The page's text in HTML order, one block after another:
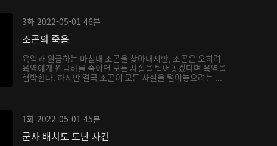
3화 2022-05-01 46분
조곤의 죽음
육역과 원금하는 마침내 조곤을 찾아내지만, 조곤은 오히려
육역에게 원금하를 죽이면 모든 사실을 털어놓겠다며 육역을
협박한다. 하지만 결국 조곤이 모든 사실을 털어놓으려는 ...
1화 2022-05-01 45분
군사 배치도 도난 사건